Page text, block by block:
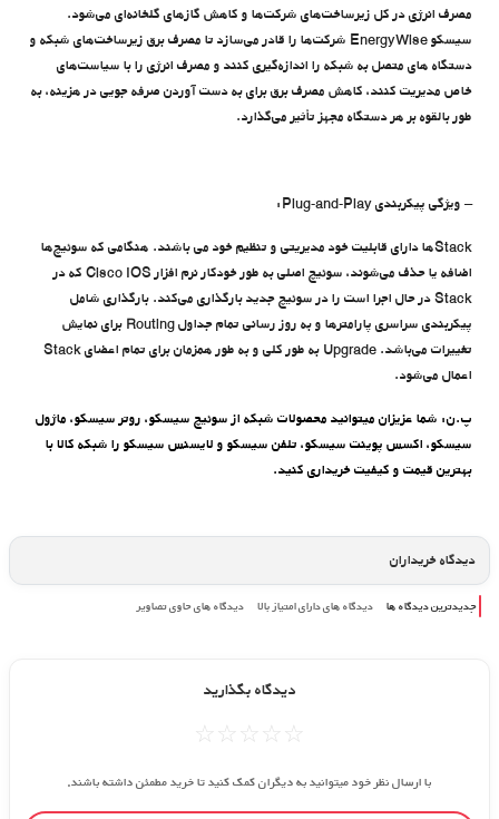
مصرف انرژی در کل زیرساخت‌های شرکت‌ها و کاهش گازهای گلخانه‌ای می‌شود.
سیسکو EnergyWise شرکت‌ها را قادر می‌سازد تا مصرف برق زیرساخت‌های شبکه و
دستگاه های متصل به شبکه را اندازه‌گیری کنند و مصرف انرژی را با سیاست‌های
خاص مدیریت کنند، کاهش مصرف برق برای به دست آوردن صرفه جویی در هزینه، به
طور بالقوه بر هر دستگاه مجهز تأثیر می‌گذارد.
– ویژگی پیکربندی Plug-and-Play:
Stackها دارای قابلیت خود مدیریتی و تنظیم خود می باشند. هنگامی که سوئیچ‌ها
اضافه یا حذف می‌شوند، سوئیچ اصلی به طور خودکار نرم افزار Cisco IOS که در
Stack در حال اجرا است را در سوئیچ جدید بارگذاری می‌کند. بارگذاری شامل
پیکربندی سراسری پارامترها و به روز رسانی تمام جداول Routing برای نمایش
تغییرات می‌باشد. Upgrade به طور کلی و به طور همزمان برای تمام اعضای Stack
اعمال می‌شود.
پ.ن: شما عزیزان میتوانید محصولات شبکه از سوئیچ سیسکو، روتر سیسکو، ماژول
سیسکو، اکسس پوینت سیسکو، تلفن سیسکو و لایسنس سیسکو را شبکه کالا با
بهترین قیمت و کیفیت خریداری کنید.
دیدگاه خریداران
جدیدترین دیدگاه ها دیدگاه های دارای امتیاز بالا دیدگاه های حاوی تصاویر
دیدگاه بگذارید
☆
☆
☆
☆
☆
با ارسال نظر خود میتوانید به دیگران کمک کنید تا خرید مطمئن داشته باشند.